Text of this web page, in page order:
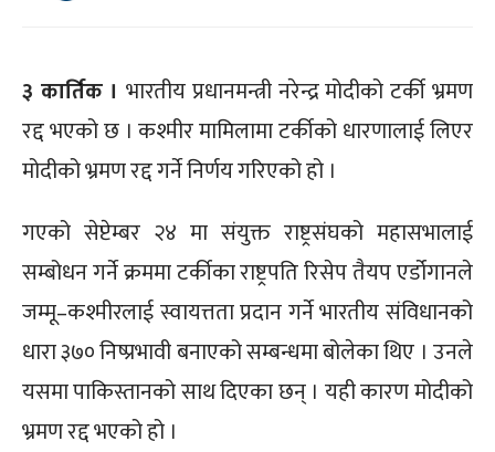
३ कार्तिक ।भारतीय प्रधानमन्त्री नरेन्द्र मोदीको टर्की भ्रमण
रद्द भएको छ । कश्मीर मामिलामा टर्कीको धारणालाई लिएर
मोदीको भ्रमण रद्द गर्ने निर्णय गरिएको हो ।
गएको सेप्टेम्बर २४ मा संयुक्त राष्ट्रसंघको महासभालाई
सम्बोधन गर्ने क्रममा टर्कीका राष्ट्रपति रिसेप तैयप एर्डोगानले
जम्मू–कश्मीरलाई स्वायत्तता प्रदान गर्ने भारतीय संविधानको
धारा ३७० निष्प्रभावी बनाएको सम्बन्धमा बोलेका थिए । उनले
यसमा पाकिस्तानको साथ दिएका छन् । यही कारण मोदीको
भ्रमण रद्द भएको हो ।